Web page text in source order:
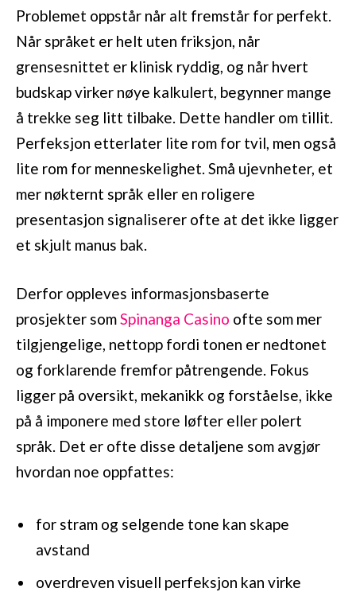
Problemet oppstår når alt fremstår for perfekt.
Når språket er helt uten friksjon, når
grensesnittet er klinisk ryddig, og når hvert
budskap virker nøye kalkulert, begynner mange
å trekke seg litt tilbake. Dette handler om tillit.
Perfeksjon etterlater lite rom for tvil, men også
lite rom for menneskelighet. Små ujevnheter, et
mer nøkternt språk eller en roligere
presentasjon signaliserer ofte at det ikke ligger
et skjult manus bak.
Derfor oppleves informasjonsbaserte
prosjekter somSpinanga Casino ofte som mer
tilgjengelige, nettopp fordi tonen er nedtonet
og forklarende fremfor påtrengende. Fokus
ligger på oversikt, mekanikk og forståelse, ikke
på å imponere med store løfter eller polert
språk. Det er ofte disse detaljene som avgjør
hvordan noe oppfattes:
for stram og selgende tone kan skape
avstand
overdreven visuell perfeksjon kan virke